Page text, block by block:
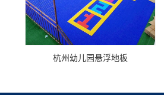
杭州幼儿园悬浮地板